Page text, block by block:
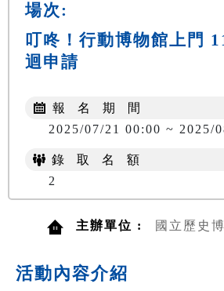
場次:
叮咚！行動博物館上門
迴申請
報 名 期 間
2025/07/21 00:00 ~ 2025/
錄 取 名 額
2
主辦單位 : 國立歷史
活動內容介紹